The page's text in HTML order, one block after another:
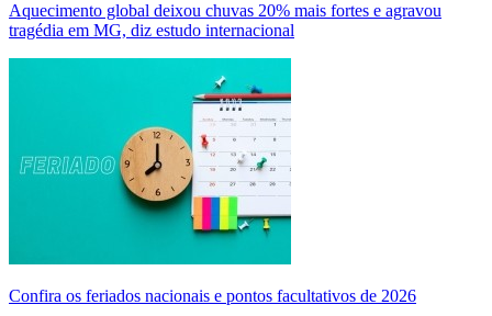
Aquecimento global deixou chuvas 20% mais fortes e agravou
tragédia em MG, diz estudo internacional
Confira os feriados nacionais e pontos facultativos de 2026